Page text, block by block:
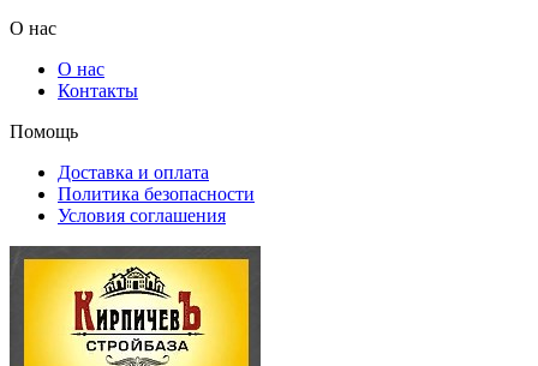
О нас
О нас
Контакты
Помощь
Доставка и оплата
Политика безопасности
Условия соглашения